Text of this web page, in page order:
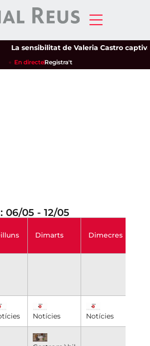
La sensibilitat de Valeria Castro
En directeRegistra't
06/05 - 12/05
Dimarts Dimecres
Notícies Notícies